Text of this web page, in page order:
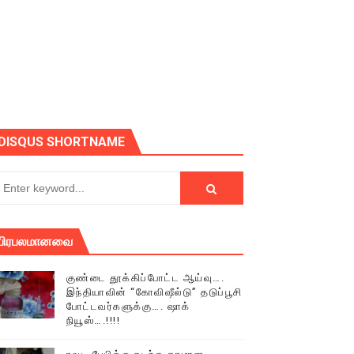
திரண்ட தமிழ்மக்கள்!!
SHORTNAME
குண்டை தூக்கிப்போட்ட ஆய்வு….
இந்தியாவின் “கோவிஷீல்டு” தடுப்பூசி
போட்டவர்களுக்கு…. ஷாக்
நியூஸ்….!!!!